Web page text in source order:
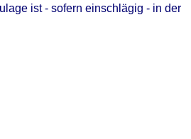
ist - sofern einschlägig - in der